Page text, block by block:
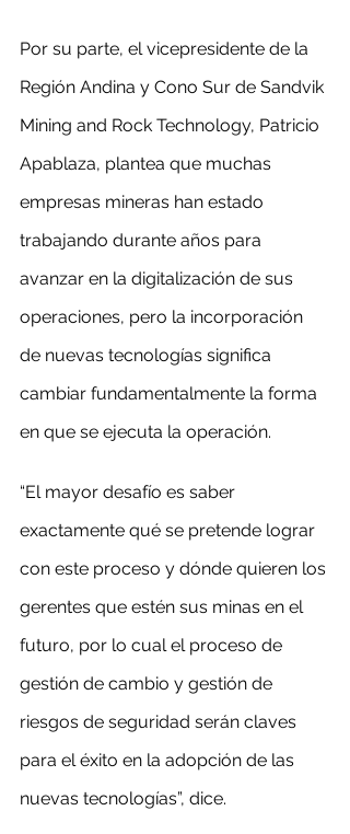
Por su parte, el vicepresidente de la
Región Andina y Cono Sur de Sandvik
Mining and Rock Technology, Patricio
Apablaza, plantea que muchas
empresas mineras han estado
trabajando durante años para
avanzar en la digitalización de sus
operaciones, pero la incorporación
de nuevas tecnologías significa
cambiar fundamentalmente la forma
en que se ejecuta la operación.
“El mayor desafío es saber
exactamente qué se pretende lograr
con este proceso y dónde quieren los
gerentes que estén sus minas en el
futuro, por lo cual el proceso de
gestión de cambio y gestión de
riesgos de seguridad serán claves
para el éxito en la adopción de las
nuevas tecnologías”, dice.